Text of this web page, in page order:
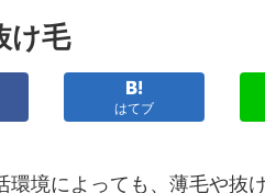
け毛
はてブ
境によっても、薄毛や抜